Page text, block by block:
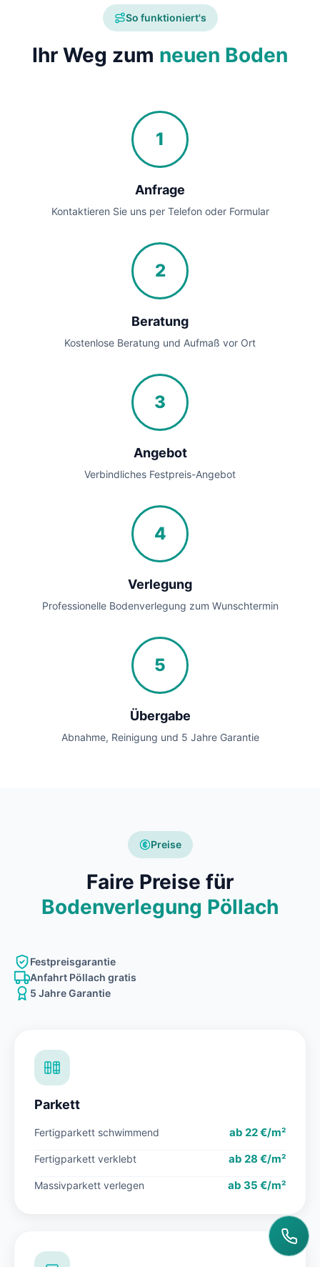
So funktioniert's
Ihr Weg zum neuen Boden
1
Anfrage
Kontaktieren Sie uns per Telefon oder Formular
2
Beratung
Kostenlose Beratung und Aufmaß vor Ort
3
Angebot
Verbindliches Festpreis-Angebot
4
Verlegung
Professionelle Bodenverlegung zum Wunschtermin
5
Übergabe
Abnahme, Reinigung und 5 Jahre Garantie
Preise
Faire Preise für
Bodenverlegung Pöllach
Festpreisgarantie
Anfahrt Pöllach gratis
5 Jahre Garantie
Parkett
Fertigparkett schwimmend ab 22 €/m²
Fertigparkett verklebt ab 28 €/m²
Massivparkett verlegen ab 35 €/m²